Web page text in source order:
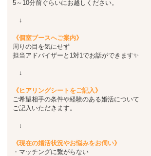
5～10分前ぐらいにお越しください。
↓
《個室ブースへご案内》
周りの目を気にせず
担当アドバイザーと1対1でお話ができます✨
↓
《ヒアリングシートをご記入》
ご希望相手の条件や経験のある婚活について
ご記入いただきます。
↓
《現在の婚活状況やお悩みをお伺い》
・マッチングに繋がらない